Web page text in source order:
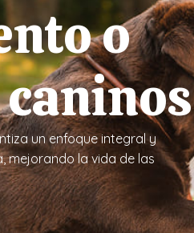
o
un enfoque integral y
mejorando la vida de las